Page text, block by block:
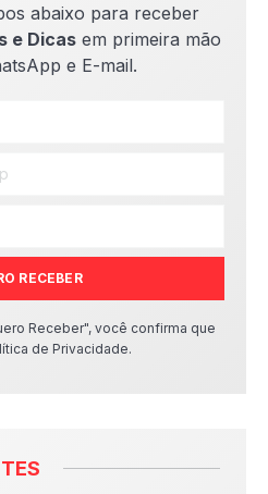
abaixo para receber
e Dicasem primeira mão
e E-mail.
RECEBER
Receber", você confirma que
de Privacidade.